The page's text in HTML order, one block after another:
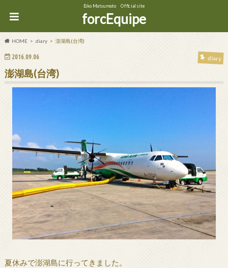
Eiko Matsumoto Official site
forcEquipe
HOME diary 澎湖島(台湾)
2016.09.06 diary
澎湖島(台湾)
夏休みで澎湖島に行ってきました。